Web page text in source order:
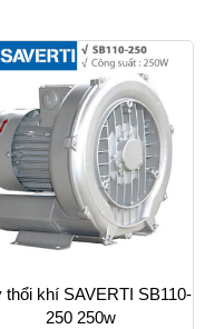
thổi khí SAVERTI SB110-
250 250w